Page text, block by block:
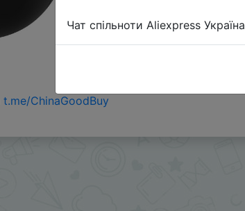
t.me/ChinaGoodBuy
Чат спільноти Aliexpress Україна